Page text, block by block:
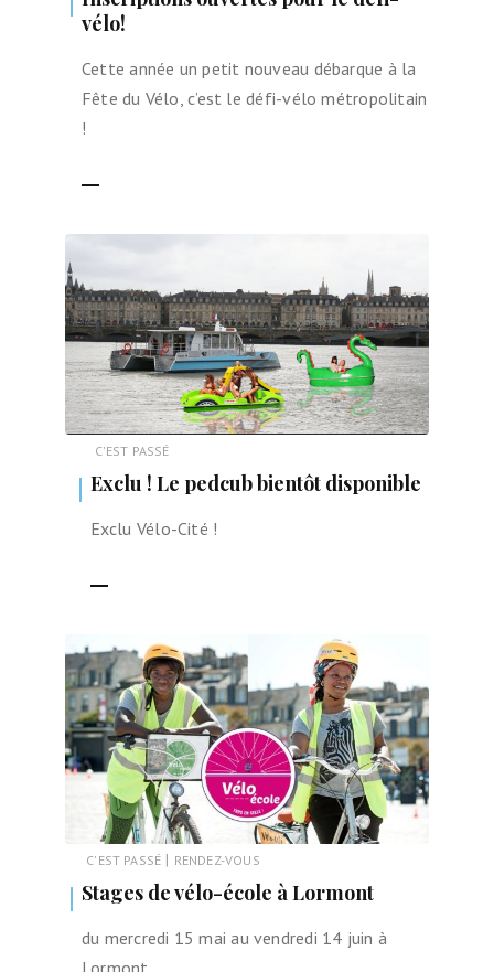
vélo!
Cette année un petit nouveau débarque à la
Fête du Vélo, c’est le défi-vélo métropolitain
!
C'EST PASSÉ
Exclu ! Le pedcub bientôt disponible
Exclu Vélo-Cité !
C'EST PASSÉ | RENDEZ-VOUS
Stages de vélo-école à Lormont
du mercredi 15 mai au vendredi 14 juin à